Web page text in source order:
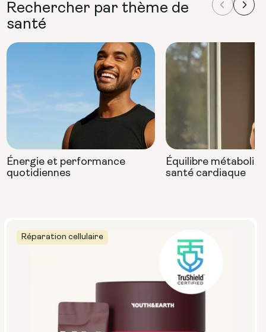
Réparation cellulaire
Rechercher par thème de
santé
Énergie et performance
quotidiennes
Équilibre
santé cardiaque